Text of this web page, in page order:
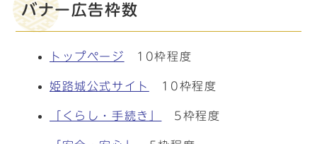
バナー広告枠数
トップページ 10枠程度
姫路城公式サイト 10枠程度
「くらし・手続き」 5枠程度